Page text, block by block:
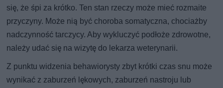
się, że śpi za krótko. Ten stan rzeczy może mieć rozmaite
przyczyny. Może nią być choroba somatyczna, chociażby
nadczynność tarczycy. Aby wykluczyć podłoże zdrowotne,
należy udać się na wizytę do lekarza weterynarii.
Z punktu widzenia behawiorysty zbyt krótki czas snu może
wynikać z zaburzeń lękowych, zaburzeń nastroju lub